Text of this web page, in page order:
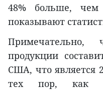
48% больше,
показывают
продукции
США, что является
тех пор, как